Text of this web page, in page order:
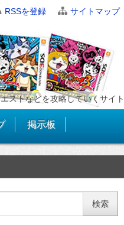
RSSを登録 サイトマップ
ストなどを攻略していくサイト
掲示板